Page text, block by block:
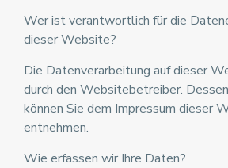
Wer ist verantwortlich für die
dieser Website?
Die Datenverarbeitung auf dieser
durch den Websitebetreiber.
können Sie dem Impressum dieser
entnehmen.
Wie erfassen wir Ihre Daten?